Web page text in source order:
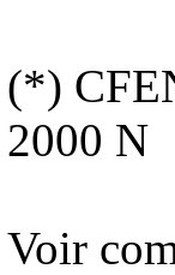
(*)
2000 N
Voir